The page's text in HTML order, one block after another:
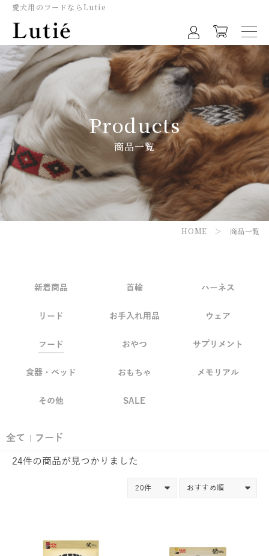
愛犬用のフードならLutie
Products
商品一覧
HOME ＞ 商品一覧
新着商品 首輪 ハーネス
リード お手入れ用品 ウェア
フード おやつ サプリメント
食器・ベッド おもちゃ メモリアル
その他 SALE
全て フード
24件の商品が見つかりました